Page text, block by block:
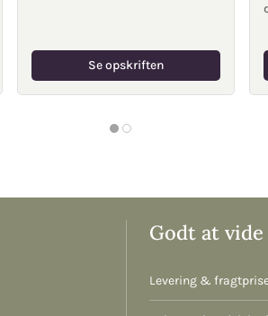
Se opskriften
Godt at vide
Levering &